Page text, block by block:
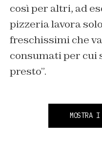
così per altri, ad
pizzeria lavora
freschissimi che
consumati per cui
presto”.
MOSTRA I